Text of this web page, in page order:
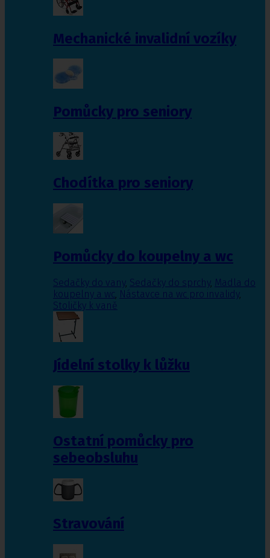
Mechanické invalidní vozíky
Pomůcky pro seniory
Chodítka pro seniory
Pomůcky do koupelny a wc
Sedačky do vany, Sedačky do sprchy, Madla do
koupelny a wc, Nástavce na wc pro invalidy,
Stoličky k vaně
Jídelní stolky k lůžku
Ostatní pomůcky pro
sebeobsluhu
Stravování